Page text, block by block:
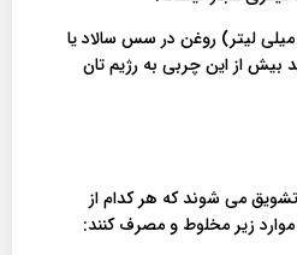
به غیر از ۱ قاشق چایخوری (۵ میلی لیتر) روغن در سس سالاد یا
بیش از این چربی به رژیم تان
تشویق می شوند که هر کدام از
زیر مخلوط و مصرف کنند: